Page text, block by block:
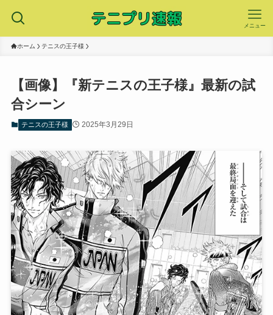
メニュー
ホーム テニスの王子様
【画像】『新テニスの王子様』最新の試
合シーン
テニスの王子様 2025年3月29日